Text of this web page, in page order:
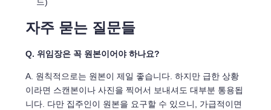
자주 묻는 질문들
Q. 위임장은 꼭 원본이어야 하나요?
A. 원칙적으로는 원본이 제일 좋습니다. 하지만 급한 상황
이라면 스캔본이나 사진을 찍어서 보내셔도 대부분 통용됩
니다. 다만 집주인이 원본을 요구할 수 있으니, 가급적이면